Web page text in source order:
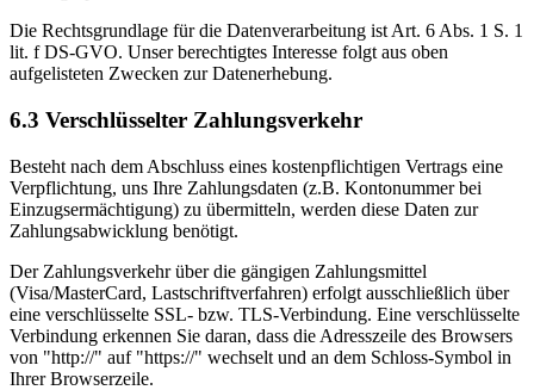
Die Rechtsgrundlage für die Datenverarbeitung ist Art. 6 Abs. 1 S. 1
lit. f DS-GVO. Unser berechtigtes Interesse folgt aus oben
aufgelisteten Zwecken zur Datenerhebung.
6.3 Verschlüsselter Zahlungsverkehr
Besteht nach dem Abschluss eines kostenpflichtigen Vertrags eine
Verpflichtung, uns Ihre Zahlungsdaten (z.B. Kontonummer bei
Einzugsermächtigung) zu übermitteln, werden diese Daten zur
Zahlungsabwicklung benötigt.
Der Zahlungsverkehr über die gängigen Zahlungsmittel
(Visa/MasterCard, Lastschriftverfahren) erfolgt ausschließlich über
eine verschlüsselte SSL- bzw. TLS-Verbindung. Eine verschlüsselte
Verbindung erkennen Sie daran, dass die Adresszeile des Browsers
von "http://" auf "https://" wechselt und an dem Schloss-Symbol in
Ihrer Browserzeile.